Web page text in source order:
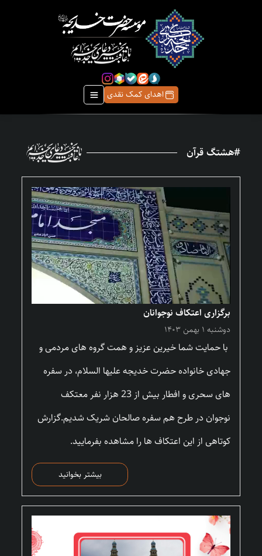
اهدای کمک نقدی
#هشتگ قرآن
برگزاری اعتکاف نوجوانان
دوشنبه ۱ بهمن ۱۴۰۳
با حمایت شما خیرین عزیز و همت گروه های مردمی و
جهادی خانواده حضرت خدیجه علیها السلام، در سفره
های سحری و افطار بیش از 23 هزار نفر معتکف
نوجوان در طرح هم سفره صالحان شریک شدیم.گزارش
کوتاهی از این اعتکاف ها را مشاهده بفرمایید.
بیشتر بخوانید